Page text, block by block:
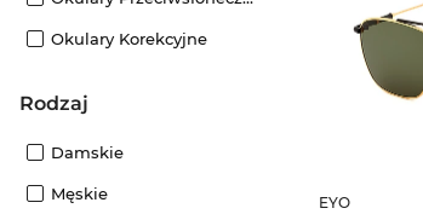
Okulary Korekcyjne
Rodzaj
Damskie
Męskie
EYO